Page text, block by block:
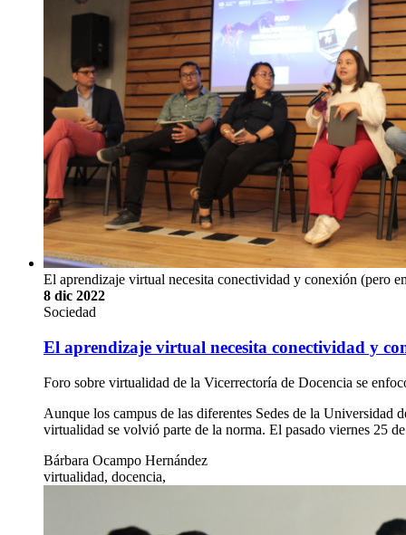
El aprendizaje virtual necesita conectividad y conexión (pero
8 dic 2022
Sociedad
El aprendizaje virtual necesita conectividad y
Foro sobre virtualidad de la Vicerrectoría de Docencia se
Aunque los campus de las diferentes Sedes de la Universidad
virtualidad se volvió parte de la norma. El pasado viernes 25
Bárbara Ocampo Hernández
virtualidad, docencia,